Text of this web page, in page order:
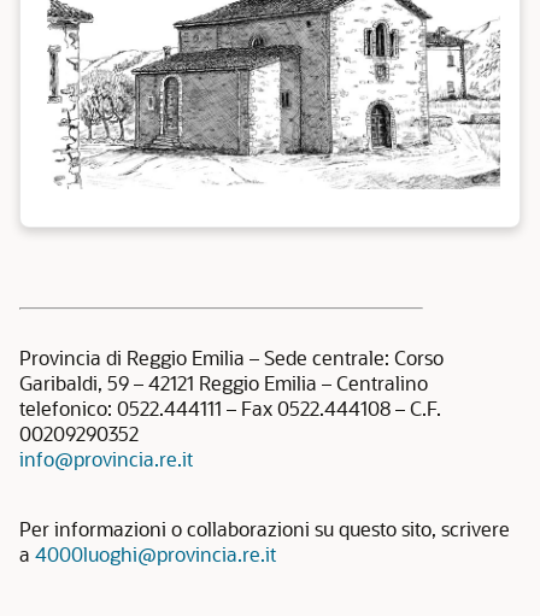
Provincia di Reggio Emilia – Sede centrale: Corso
Garibaldi, 59 – 42121 Reggio Emilia – Centralino
telefonico: 0522.444111 – Fax 0522.444108 – C.F.
00209290352
info@provincia.re.it
Per informazioni o collaborazioni su questo sito, scrivere
a 4000luoghi@provincia.re.it